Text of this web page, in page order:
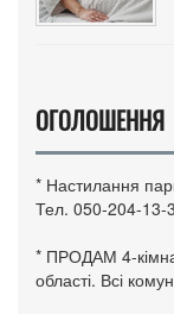
ОГОЛОШЕННЯ
* Настилання
Тел. 050-204-13-
* ПРОДАМ 4-
області. Всі